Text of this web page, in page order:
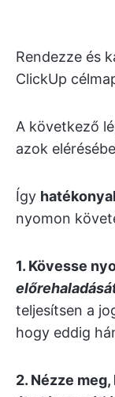
Rendezze és
ClickUp
A következő
azok
Így
nyomon
1. Kövesse
teljesítsen a
hogy eddig
2. Nézze